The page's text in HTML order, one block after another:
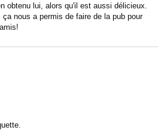
obtenu lui, alors qu'il est aussi délicieux.
ça nous a permis de faire de la pub pour